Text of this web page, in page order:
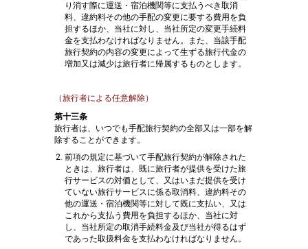
り消す際に運送・宿泊機関等に支払うべき取消
料、違約料その他の手配の変更に要する費用を負
担するほか、当社に対し、当社所定の変更手続料
金を支払わなければなりません。また、当該手配
旅行契約の内容の変更によって生ずる旅行代金の
増加又は減少は旅行者に帰属するものとします。
（旅行者による任意解除）
第十三条
旅行者は、いつでも手配旅行契約の全部又は一部を解
除することができます。
前項の規定に基づいて手配旅行契約が解除された
ときは、旅行者は、既に旅行者が提供を受けた旅
行サービスの対価として、又はいまだ提供を受け
ていない旅行サービスに係る取消料、違約料その
他の運送・宿泊機関等に対して既に支払い、又は
これから支払う費用を負担するほか、当社に対
し、当社所定の取消手続料金及び当社が得るはず
であった取扱料金を支払わなければなりません。